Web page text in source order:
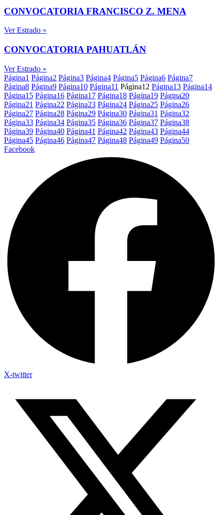
CONVOCATORIA FRANCISCO Z. MENA
Ver Estrado »
CONVOCATORIA PAHUATLÁN
Ver Estrado »
Página1 Página2 Página3 Página4 Página5 Página6 Página7
Página8 Página9 Página10 Página11 Página12 Página13 Página14
Página15 Página16 Página17 Página18 Página19 Página20
Página21 Página22 Página23 Página24 Página25 Página26
Página27 Página28 Página29 Página30 Página31 Página32
Página33 Página34 Página35 Página36 Página37 Página38
Página39 Página40 Página41 Página42 Página43 Página44
Página45 Página46 Página47 Página48 Página49 Página50
Facebook
X-twitter